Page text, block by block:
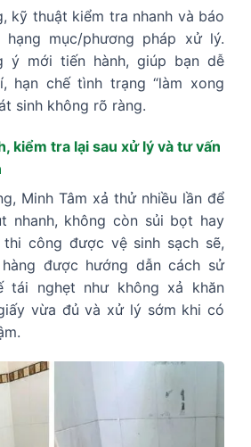
kỹ thuật kiểm tra nhanh và báo
mục/phương pháp xử lý.
ý mới tiến hành, giúp bạn dễ
hạn chế tình trạng “làm xong
sinh không rõ ràng.
kiểm tra lại sau xử lý và tư vấn
Minh Tâm xả thử nhiều lần để
nhanh, không còn sủi bọt hay
công được vệ sinh sạch sẽ,
được hướng dẫn cách sử
tái nghẹt như không xả khăn
vừa đủ và xử lý sớm khi có